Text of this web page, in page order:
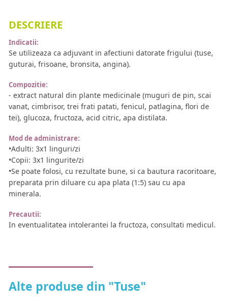
DESCRIERE
Indicatii:
Se utilizeaza ca adjuvant in afectiuni datorate frigului (tuse,
guturai, frisoane, bronsita, angina).
Compozitie:
- extract natural din plante medicinale (muguri de pin, scai
vanat, cimbrisor, trei frati patati, fenicul, patlagina, flori de
tei), glucoza, fructoza, acid citric, apa distilata.
Mod de administrare:
•Adulti: 3x1 linguri/zi
•Copii: 3x1 lingurite/zi
•Se poate folosi, cu rezultate bune, si ca bautura racoritoare,
preparata prin diluare cu apa plata (1:5) sau cu apa
minerala.
Precautii:
In eventualitatea intolerantei la fructoza, consultati medicul.
Alte produse din "Tuse"